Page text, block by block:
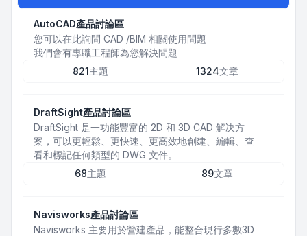
AutoCAD產品討論區
您可以在此詢問 CAD /BIM 相關使用問題
我們會有專職工程師為您解決問題
821主題 1324文章
DraftSight產品討論區
DraftSight 是一功能豐富的 2D 和 3D CAD 解决方
案，可以更輕鬆、更快速、更高效地創建、編輯、查
看和標記任何類型的 DWG 文件。
68主題 89文章
Navisworks產品討論區
Navisworks 主要用於營建產品，能整合現行多數3D